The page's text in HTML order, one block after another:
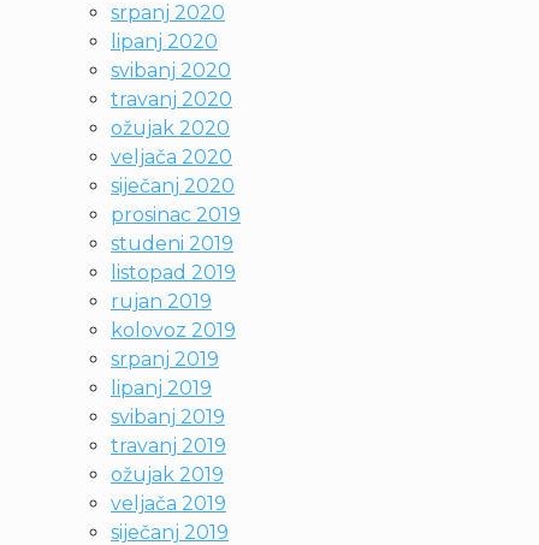
srpanj 2020
lipanj 2020
svibanj 2020
travanj 2020
ožujak 2020
veljača 2020
siječanj 2020
prosinac 2019
studeni 2019
listopad 2019
rujan 2019
kolovoz 2019
srpanj 2019
lipanj 2019
svibanj 2019
travanj 2019
ožujak 2019
veljača 2019
siječanj 2019